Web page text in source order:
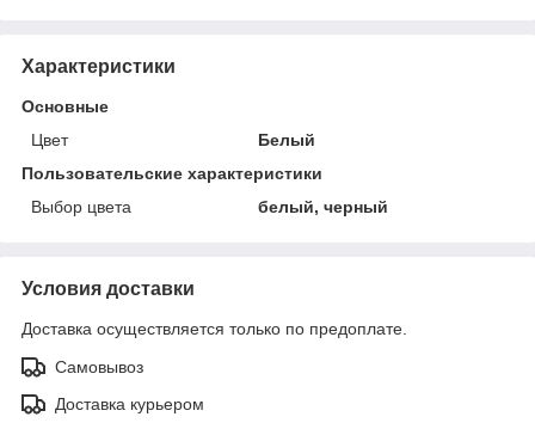
Характеристики
Основные
Цвет
Белый
Пользовательские характеристики
Выбор цвета
белый, черный
Условия доставки
Доставка осуществляется только по предоплате.
Самовывоз
Доставка курьером